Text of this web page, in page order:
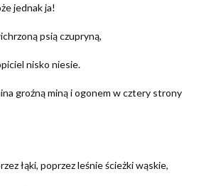
jednak ja!
psią czupryną,
nisko niesie.
groźną miną i ogonem w cztery strony
łąki, poprzez leśnie ścieżki wąskie,